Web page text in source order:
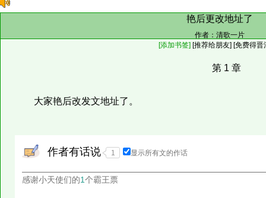
艳后更改地址了
作者： 清歌一片
[添加书签] [推荐给朋友] [免费得晋
第 1 章
大家艳后改发文地址了。
作者有话说 1 显示所有文的作话
感谢小天使们的1个霸王票